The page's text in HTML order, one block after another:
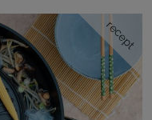
recept